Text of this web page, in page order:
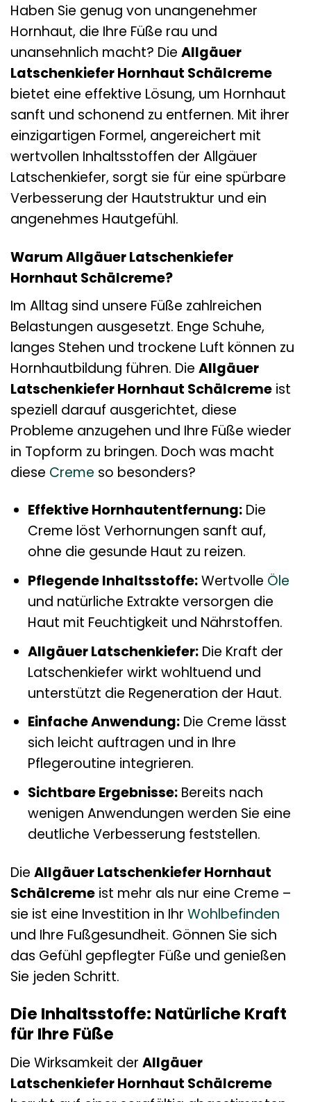
Haben Sie genug von unangenehmer
Hornhaut, die Ihre Füße rau und
unansehnlich macht? Die Allgäuer
Latschenkiefer Hornhaut Schälcreme
bietet eine effektive Lösung, um Hornhaut
sanft und schonend zu entfernen. Mit ihrer
einzigartigen Formel, angereichert mit
wertvollen Inhaltsstoffen der Allgäuer
Latschenkiefer, sorgt sie für eine spürbare
Verbesserung der Hautstruktur und ein
angenehmes Hautgefühl.
Warum Allgäuer Latschenkiefer
Hornhaut Schälcreme?
Im Alltag sind unsere Füße zahlreichen
Belastungen ausgesetzt. Enge Schuhe,
langes Stehen und trockene Luft können zu
Hornhautbildung führen. Die Allgäuer
Latschenkiefer Hornhaut Schälcreme ist
speziell darauf ausgerichtet, diese
Probleme anzugehen und Ihre Füße wieder
in Topform zu bringen. Doch was macht
diese Creme so besonders?
Effektive Hornhautentfernung:Die
Creme löst Verhornungen sanft auf,
ohne die gesunde Haut zu reizen.
Pflegende Inhaltsstoffe:Wertvolle Öle
und natürliche Extrakte versorgen die
Haut mit Feuchtigkeit und Nährstoffen.
Allgäuer Latschenkiefer:Die Kraft der
Latschenkiefer wirkt wohltuend und
unterstützt die Regeneration der Haut.
Einfache Anwendung:Die Creme lässt
sich leicht auftragen und in Ihre
Pflegeroutine integrieren.
Sichtbare Ergebnisse:Bereits nach
wenigen Anwendungen werden Sie eine
deutliche Verbesserung feststellen.
Die Allgäuer Latschenkiefer Hornhaut
Schälcreme ist mehr als nur eine Creme –
sie ist eine Investition in Ihr Wohlbefinden
und Ihre Fußgesundheit. Gönnen Sie sich
das Gefühl gepflegter Füße und genießen
Sie jeden Schritt.
Die Inhaltsstoffe: Natürliche Kraft
für Ihre Füße
Die Wirksamkeit der Allgäuer
Latschenkiefer Hornhaut Schälcreme